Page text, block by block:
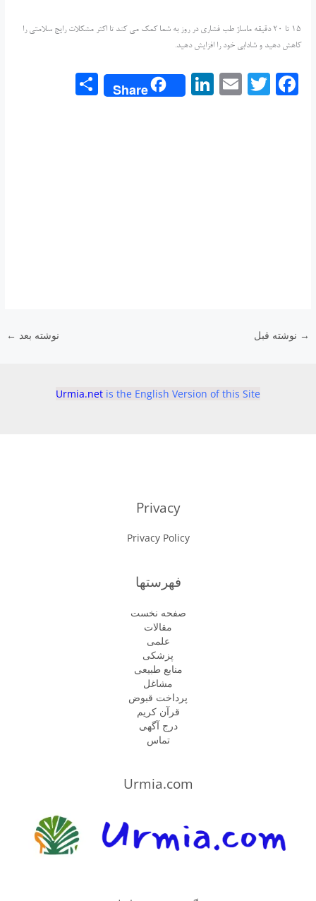
15 تا 20 دقیقه ماساژ طب فشاری در روز به شما کمک می کند تا اکثر مشکلات رایج سلامتی را
کاهش دهید و شادابی خود را افزایش دهید.
F
a
T
w
E
m
Li
n
Share
→ نوشته قبل نوشته بعد ←
Urmia.net is the English Version of this Site
Privacy
Privacy Policy
فهرستها
صفحه نخست
مقالات
علمی
پزشكى
منابع طبیعی
مشاغل
پرداخت قبوض
قرآن کریم
درج آگهی
تماس
Urmia.com